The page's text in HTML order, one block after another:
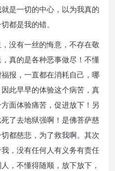
是一切的中心，以为我真的
都是我的错。
没有一丝的悔意，不存在敬
真的是各种恶事做尽！不懂
报，一直都在消耗自己，哪
此早早的体验这个病苦，真
面体验痛苦，促进放下！另
了去地狱强啊！是佛菩萨慈
都慈悲，为了救我啊。其次
，没有任何人有义务有责任
，不懂得随顺，放下放下，